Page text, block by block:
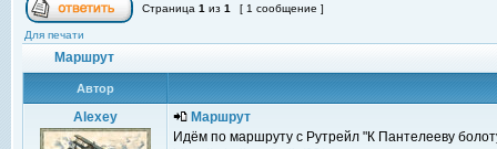
Страница 1 из 1 [ 1 сообщение ]
Для печати
Маршрут
Автор
Alexey
Маршрут
Идём по маршруту с Рутрейл "К Пантелееву